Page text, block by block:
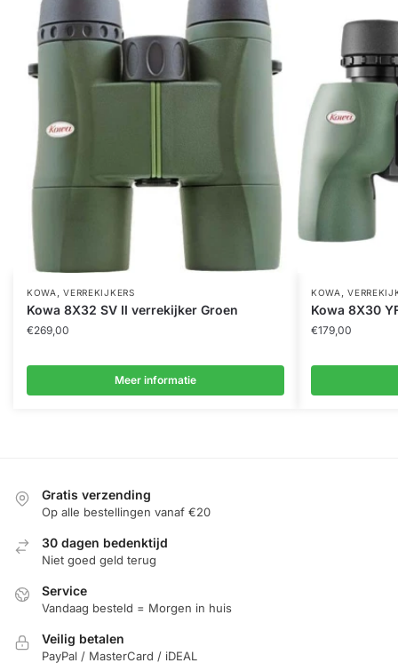
KOWA ,VERREKIJKERS
Kowa 8X32 SV II verrekijker Groen
€269,00
Meer informatie
KOWA ,
Kowa 8X30
€179,00
Gratis verzending
Op alle bestellingen vanaf €20
30 dagen bedenktijd
Niet goed geld terug
Service
Vandaag besteld = Morgen in huis
Veilig betalen
PayPal / MasterCard / iDEAL